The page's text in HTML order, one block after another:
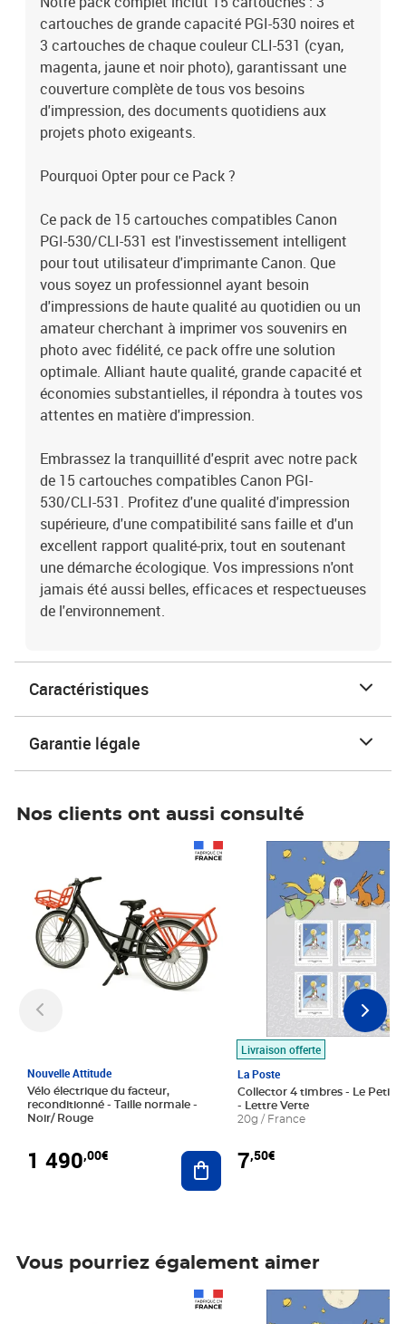
cartouches de grande capacité PGI-530 noires et
3 cartouches de chaque couleur CLI-531 (cyan,
magenta, jaune et noir photo), garantissant une
couverture complète de tous vos besoins
d'impression, des documents quotidiens aux
projets photo exigeants.
Pourquoi Opter pour ce Pack ?
Ce pack de 15 cartouches compatibles Canon
PGI-530/CLI-531 est l'investissement intelligent
pour tout utilisateur d'imprimante Canon. Que
vous soyez un professionnel ayant besoin
d'impressions de haute qualité au quotidien ou un
amateur cherchant à imprimer vos souvenirs en
photo avec fidélité, ce pack offre une solution
optimale. Alliant haute qualité, grande capacité et
économies substantielles, il répondra à toutes vos
attentes en matière d'impression.
Embrassez la tranquillité d'esprit avec notre pack
de 15 cartouches compatibles Canon PGI-
530/CLI-531. Profitez d'une qualité d'impression
supérieure, d'une compatibilité sans faille et d'un
excellent rapport qualité-prix, tout en soutenant
une démarche écologique. Vos impressions n'ont
jamais été aussi belles, efficaces et respectueuses
de l'environnement.
Caractéristiques
Garantie légale
Nos clients ont aussi consulté
Nouvelle Attitude
Vélo électrique du facteur,
reconditionné - Taille normale -
Noir/ Rouge
1 490,00€ Ajouter au panier
Livraison offerte
La Poste
Collector 4 timbres - Le Petit
- Lettre Verte
20g / France
7,50€
Prix 7,50€
Vous pourriez également aimer
Prix 7,50€